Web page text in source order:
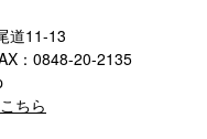
道11-13
：0848-20-2135
ちら